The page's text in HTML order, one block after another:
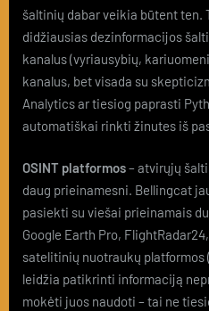
šaltinių dabar veikia būtent ten.
didžiausias dezinformacijos
kanalus (vyriausybių,
kanalus, bet visada su
Analytics ar tiesiog paprasti
automatiškai rinkti žinutes iš
OSINT platformos– atvirųjų
daug prieinamesni. Bellingcat
pasiekti su viešai prieinamais
Google Earth Pro,
satelitinių nuotraukų platformos
leidžia patikrinti informaciją
mokėti juos naudoti – tai ne